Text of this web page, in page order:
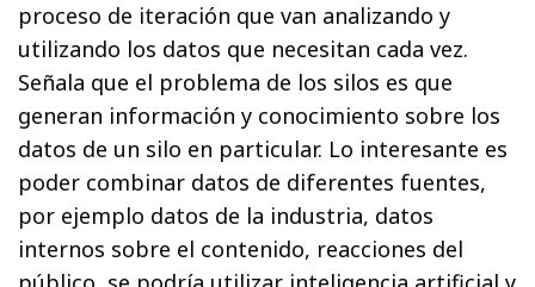
proceso de iteración que van analizando y
utilizando los datos que necesitan cada vez.
Señala que el problema de los silos es que
generan información y conocimiento sobre los
datos de un silo en particular. Lo interesante es
poder combinar datos de diferentes fuentes,
por ejemplo datos de la industria, datos
internos sobre el contenido, reacciones del